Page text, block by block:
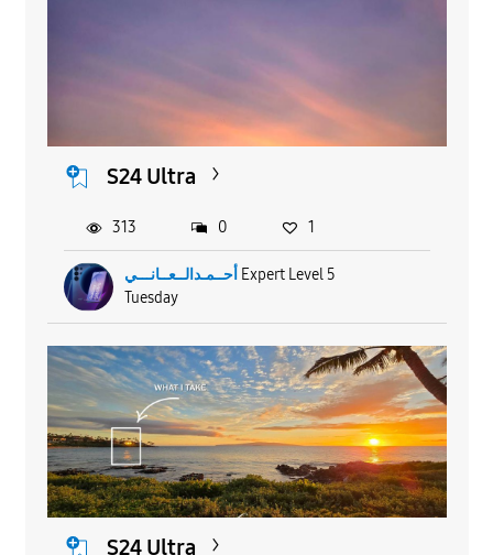
S24 Ultra
أحــمـدالــعــانـــي Expert Level 5
Tuesday
313 0 1
S24 Ultra